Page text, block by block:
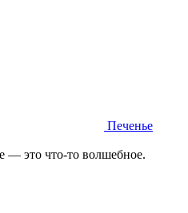
Печенье
— это что-то волшебное.